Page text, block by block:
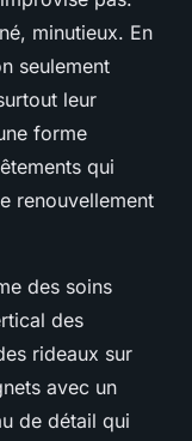
minutieux. En
seulement
leur
forme
qui
renouvellement
des soins
des
rideaux sur
avec un
de détail qui